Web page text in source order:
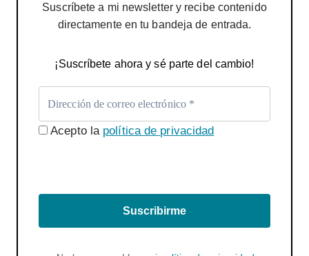
Suscríbete a mi newsletter y recibe contenido
directamente en tu bandeja de entrada.
¡Suscríbete ahora y sé parte del cambio!
Acepto la política de privacidad
Suscribirme